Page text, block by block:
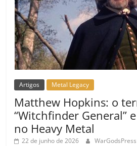
Artigos Metal Legacy
Matthew Hopkins: o
“Witchfinder General”
no Heavy Metal
22 de junho de 2026 WarGodsPress